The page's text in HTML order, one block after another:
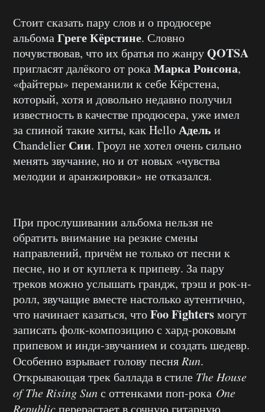
Стоит сказать пару слов и о продюсере
альбомаГреге Кёрстине. Словно
почувствовав, что их братья по жанруQOTSA
пригласят далёкого от рокаМарка Ронсона,
«файтеры» переманили к себе Кёрстена,
который, хотя и довольно недавно получил
известность в качестве продюсера, уже имел
за спиной такие хиты, как HelloАдель и
Chandelier Сии. Гроул не хотел очень сильно
менять звучание, но и от новых «чувства
мелодии и аранжировки» не отказался.
При прослушивании альбома нельзя не
обратить внимание на резкие смены
направлений, причём не только от песни к
песне, но и от куплета к припеву. За пару
треков можно услышать грандж, трэш и рок-н-
ролл, звучащие вместе настолько аутентично,
что начинает казаться, чтоFoo Fightersмогут
записать фолк-композицию с хард-роковым
припевом и инди-звучанием и создать шедевр.
Особенно взрывает голову песня Run.
Открывающая трек баллада в стиле The House
of The Rising Sunс оттенками поп-рока One
Republicперерастает в сочную гитарную